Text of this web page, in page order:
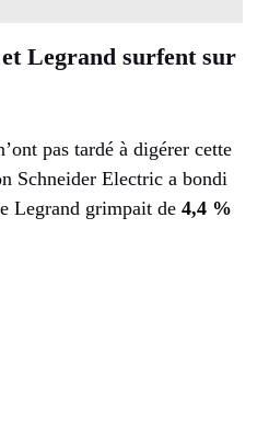
Legrand surfent sur
pas tardé à digérer cette
Schneider Electric a bondi
Legrand grimpait de 4,4 %